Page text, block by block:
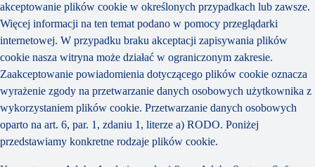
akceptowanie plików cookie w określonych przypadkach lub zawsze.
Więcej informacji na ten temat podano w pomocy przeglądarki
internetowej. W przypadku braku akceptacji zapisywania plików
cookie nasza witryna może działać w ograniczonym zakresie.
Zaakceptowanie powiadomienia dotyczącego plików cookie oznacza
wyrażenie zgody na przetwarzanie danych osobowych użytkownika z
wykorzystaniem plików cookie. Przetwarzanie danych osobowych
oparto na art. 6, par. 1, zdaniu 1, literze a) RODO. Poniżej
przedstawiamy konkretne rodzaje plików cookie.